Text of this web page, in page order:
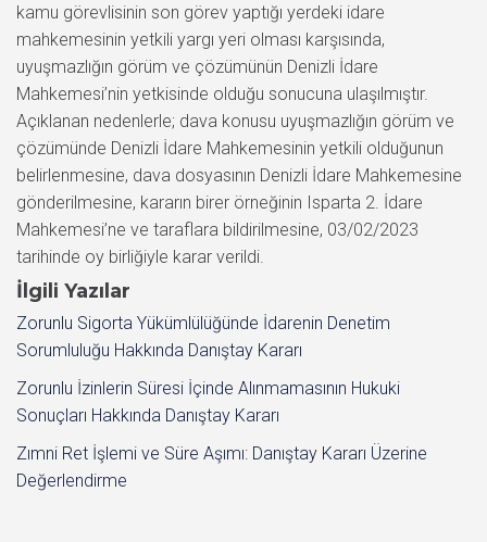
kamu görevlisinin son görev yaptığı yerdeki idare
mahkemesinin yetkili yargı yeri olması karşısında,
uyuşmazlığın görüm ve çözümünün Denizli İdare
Mahkemesi’nin yetkisinde olduğu sonucuna ulaşılmıştır.
Açıklanan nedenlerle; dava konusu uyuşmazlığın görüm ve
çözümünde Denizli İdare Mahkemesinin yetkili olduğunun
belirlenmesine, dava dosyasının Denizli İdare Mahkemesine
gönderilmesine, kararın birer örneğinin Isparta 2. İdare
Mahkemesi’ne ve taraflara bildirilmesine, 03/02/2023
tarihinde oy birliğiyle karar verildi.
İlgili Yazılar
Zorunlu Sigorta Yükümlülüğünde İdarenin Denetim
Sorumluluğu Hakkında Danıştay Kararı
Zorunlu İzinlerin Süresi İçinde Alınmamasının Hukuki
Sonuçları Hakkında Danıştay Kararı
Zımni Ret İşlemi ve Süre Aşımı: Danıştay Kararı Üzerine
Değerlendirme